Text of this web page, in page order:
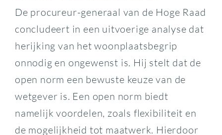
De procureur-generaal van de Hoge Raad
concludeert in een uitvoerige analyse dat
herijking van het woonplaatsbegrip
onnodig en ongewenst is. Hij stelt dat de
open norm een bewuste keuze van de
wetgever is. Een open norm biedt
namelijk voordelen, zoals flexibiliteit en
de mogelijkheid tot maatwerk. Hierdoor